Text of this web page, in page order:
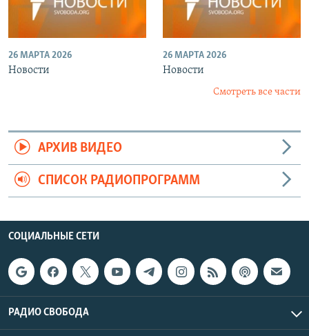
26 МАРТА 2026
Новости
26 МАРТА 2026
Новости
Смотреть все части
АРХИВ ВИДЕО
СПИСОК РАДИОПРОГРАММ
СОЦИАЛЬНЫЕ СЕТИ
РАДИО СВОБОДА